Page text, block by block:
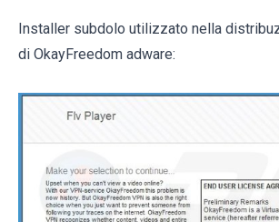
Installer subdolo utilizzato nella
di OkayFreedom adware: